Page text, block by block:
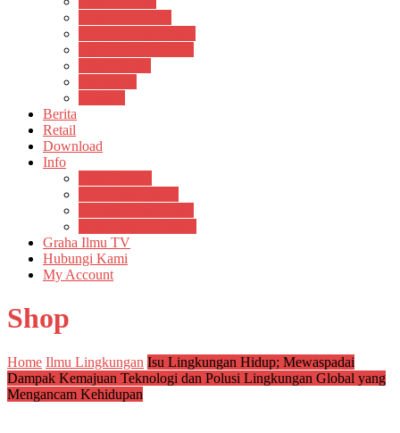
Berita
Retail
Download
Info
Graha Ilmu TV
Hubungi Kami
My Account
Shop
Home Ilmu Lingkungan Isu Lingkungan Hidup; Mewaspadai
Dampak Kemajuan Teknologi dan Polusi Lingkungan Global yang
Mengancam Kehidupan